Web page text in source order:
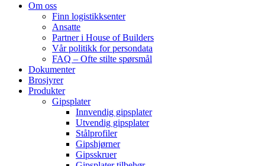
Om oss
Finn logistikksenter
Ansatte
Partner i House of Builders
Vår politikk for persondata
FAQ – Ofte stilte spørsmål
Dokumenter
Brosjyrer
Produkter
Gipsplater
Innvendig gipsplater
Utvendig gipsplater
Stålprofiler
Gipshjørner
Gipsskruer